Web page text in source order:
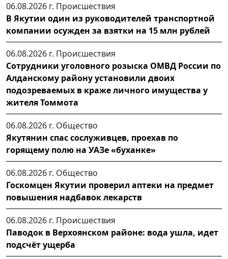
06.08.2026 г. Происшествия
В Якутии один из руководителей транспортной
компании осужден за взятки на 15 млн рублей
06.08.2026 г. Происшествия
Сотрудники уголовного розыска ОМВД России по
Алданскому району установили двоих
подозреваемых в краже личного имущества у
жителя Томмота
06.08.2026 г. Общество
Якутянин спас сослуживцев, проехав по
горящему полю на УАЗе «буханке»
06.08.2026 г. Общество
Госкомцен Якутии проверил аптеки на предмет
повышения надбавок лекарств
06.08.2026 г. Происшествия
Паводок в Верхоянском районе: вода ушла, идет
подсчёт ущерба